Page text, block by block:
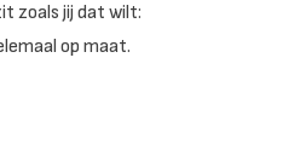
zoals jij dat wilt:
op maat.